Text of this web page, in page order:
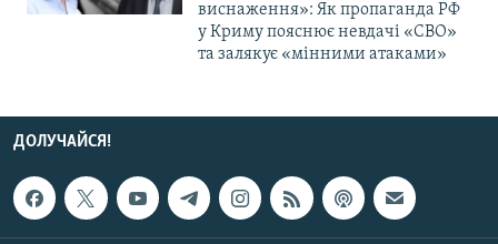
виснаження»: Як пропаганда РФ
у Криму пояснює невдачі «СВО»
та залякує «мінними атаками»
ДОЛУЧАЙСЯ!